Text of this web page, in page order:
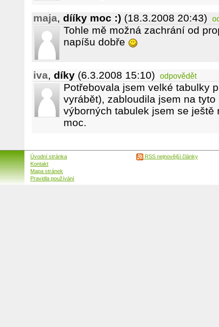
maja, dííky moc :) (18.3.2008 20:43)
Tohle mě možná zachrání od
napíšu dobře
iva, díky (6.3.2008 15:10) odpovědět
Potřebovala jsem velké tabulky
vyrábět), zabloudila jsem na
výborných tabulek jsem se ještě
moc.
Úvodní stránka
Kontakt
Mapa stránek
Pravidla používání
RSS nejnovější články